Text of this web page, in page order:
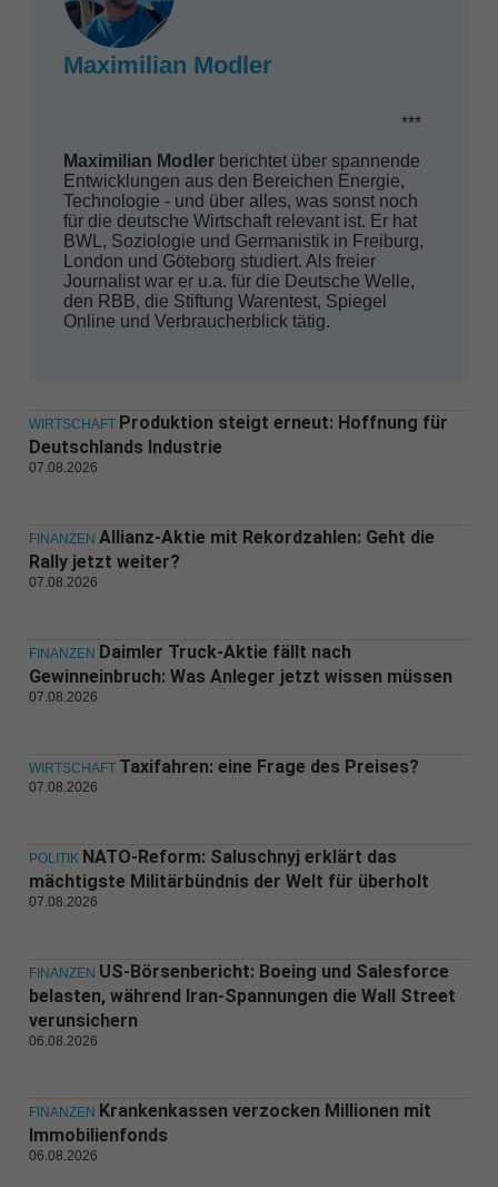
Maximilian Modler
***
Maximilian Modler berichtet über spannende
Entwicklungen aus den Bereichen Energie,
Technologie - und über alles, was sonst noch
für die deutsche Wirtschaft relevant ist. Er hat
BWL, Soziologie und Germanistik in Freiburg,
London und Göteborg studiert. Als freier
Journalist war er u.a. für die Deutsche Welle,
den RBB, die Stiftung Warentest, Spiegel
Online und Verbraucherblick tätig.
WIRTSCHAFT Produktion steigt erneut: Hoffnung für
Deutschlands Industrie
07.08.2026
FINANZEN Allianz-Aktie mit Rekordzahlen: Geht die
Rally jetzt weiter?
07.08.2026
FINANZEN Daimler Truck-Aktie fällt nach
Gewinneinbruch: Was Anleger jetzt wissen müssen
07.08.2026
WIRTSCHAFT Taxifahren: eine Frage des Preises?
07.08.2026
POLITIK NATO-Reform: Saluschnyj erklärt das
mächtigste Militärbündnis der Welt für überholt
07.08.2026
FINANZEN US-Börsenbericht: Boeing und Salesforce
belasten, während Iran-Spannungen die Wall Street
verunsichern
06.08.2026
FINANZEN Krankenkassen verzocken Millionen mit
Immobilienfonds
06.08.2026